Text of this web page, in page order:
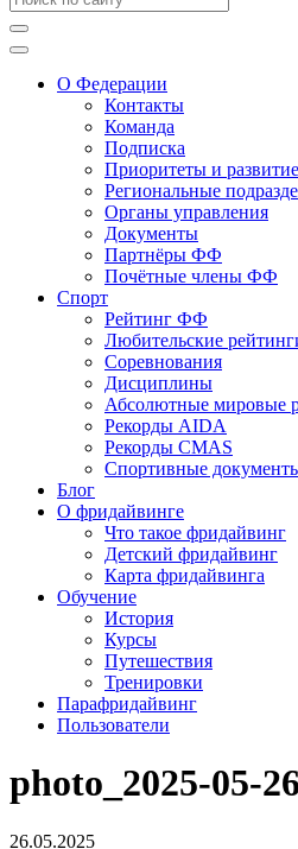
О Федерации
Контакты
Команда
Подписка
Приоритеты и развитие
Региональные
Органы управления
Документы
Партнёры ФФ
Почётные члены ФФ
Спорт
Рейтинг ФФ
Любительские
Соревнования
Дисциплины
Абсолютные мировые
Рекорды AIDA
Рекорды CMAS
Спортивные
Блог
О фридайвинге
Что такое фридайвинг
Детский фридайвинг
Карта фридайвинга
Обучение
История
Курсы
Путешествия
Тренировки
Парафридайвинг
Пользователи
photo_2025-05-
26.05.2025